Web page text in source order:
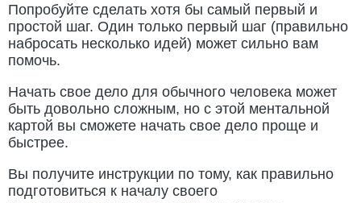
Попробуйте сделать хотя бы самый первый и
простой шаг. Один только первый шаг (правильно
набросать несколько идей) может сильно вам
помочь.
Начать свое дело для обычного человека может
быть довольно сложным, но с этой ментальной
картой вы сможете начать свое дело проще и
быстрее.
Вы получите инструкции по тому, как правильно
подготовиться к началу своего